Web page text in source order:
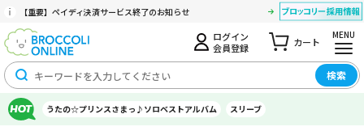
【重要】ペイディ決済サービス終了のお知らせ
ログイン
会員登録
カート
MENU
検索
うたの☆プリンスさまっ♪ソロベストアルバム スリーブ